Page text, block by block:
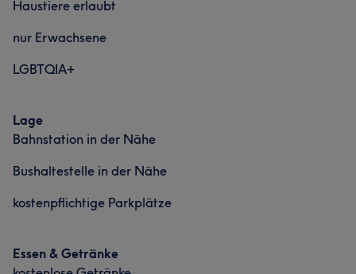
Haustiere erlaubt
nur Erwachsene
LGBTQIA+
Lage
Bahnstation in der Nähe
Bushaltestelle in der Nähe
kostenpflichtige Parkplätze
Essen & Getränke